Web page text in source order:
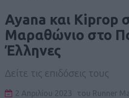
Ayana και Kiprop
Μαραθώνιο στο
Έλληνες
Δείτε τις επιδόσεις τους
2 Απριλίου 2023 του Runner